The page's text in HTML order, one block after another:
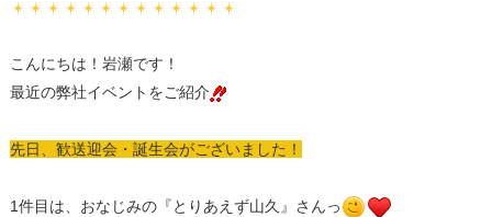
こんにちは！岩瀬です！
最近の弊社イベントをご紹介
先日、歓送迎会・誕生会がございました！
1件目は、おなじみの『とりあえず山久』さんっ